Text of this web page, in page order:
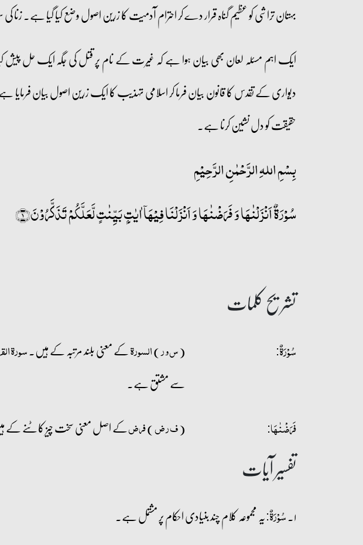
بہتان تراشی کو عظیم گناہ قرار دے کر احترام آدمیت کا زرین اصول وضع کیا گیا ہے۔
ایک اہم مسئلہ لعان بھی بیان ہوا ہے کہ غیرت کے نام پر قتل کی جگہ ایک حل پیش
دیواری کے تقدس کا قانون بیان فرما کر اسلامی تہذیب کا ایک زرین اصول بیان
حقیقت کو دل نشین کرنا ہے۔
بِسْمِ اللہِ الرَّحْمٰنِ الرَّحِيْمِ
سُوۡرَۃٌ اَنۡزَلۡنٰہَا وَ فَرَضۡنٰہَا وَ اَنۡزَلۡنَا فِیۡہَاۤ اٰیٰتٍۭ بَیِّنٰتٍ لَّعَلَّکُمۡ تَذَکَّرُوۡنَ﴿۱﴾
تشریح کلمات
سُوۡرَۃٌ: (س و ر)السورۃکے معنی بلند مرتبہ کے ہیں۔سورۃ
سے مشتق ہے۔
فَرَضۡنٰہَا: (ف ر ض)فرضکے اصل معنی سخت چیز کاٹنے کے
تفسیر آیات
۱۔ سُوۡرَۃٌ:یہ مجموعہ کلام چند بنیادی احکام پر مشتمل ہے۔